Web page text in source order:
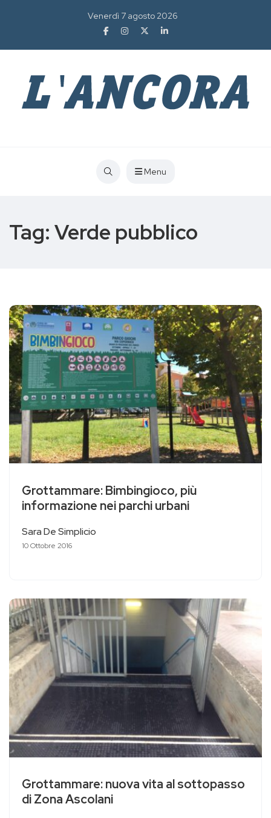
Venerdì 7 agosto 2026
Menu
Tag: Verde pubblico
Grottammare: Bimbingioco, più
informazione nei parchi urbani
Sara De Simplicio
10 Ottobre 2016
Grottammare: nuova vita al sottopasso
di Zona Ascolani